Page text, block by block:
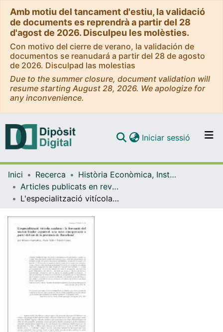
Amb motiu del tancament d'estiu, la validació
de documents es reprendrà a partir del 28
d'agost de 2026. Disculpeu les molèsties.
Con motivo del cierre de verano, la validación de
documentos se reanudará a partir del 28 de agosto
de 2026. Disculpad las molestias
Due to the summer closure, document validation will
resume starting August 28, 2026. We apologize for
any inconvenience.
Navega per tot el DD
Com publicar
Iniciar sessió (current)
Inici Recerca
Història Econòmica, Institucions, Política i Economia Mundial
Articles publicats en revistes (Història Econòmica, Institucions, Política i Economia Mundial)
L'especialització vitícola catalana i la formació del mercat blader espanyol: una nova lectura socio-ambiental de la comercialització dels sistemes agraris a la província de Barcelona a la segona meitat del segle XIX